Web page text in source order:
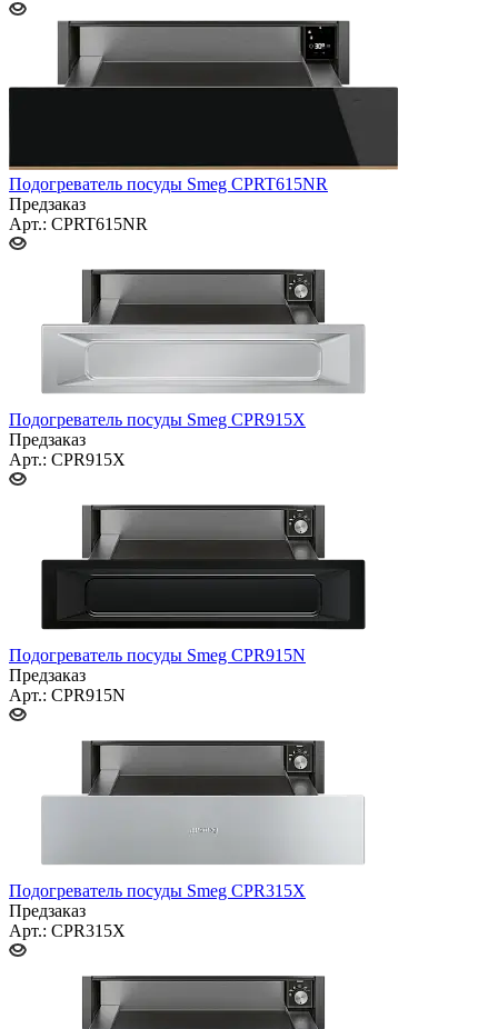
Подогреватель посуды Smeg CPRT615NR
Предзаказ
Арт.: CPRT615NR
Подогреватель посуды Smeg CPR915X
Предзаказ
Арт.: CPR915X
Подогреватель посуды Smeg CPR915N
Предзаказ
Арт.: CPR915N
Подогреватель посуды Smeg CPR315X
Предзаказ
Арт.: CPR315X